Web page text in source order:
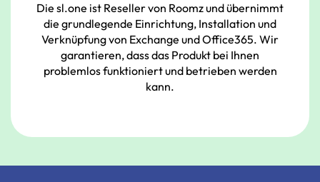
Die sl.one ist Reseller von Roomz undübernimmt
die grundlegende Einrichtung, Installation und
Verknüpfung von Exchange und Office365. Wir
garantieren, dass das Produkt bei Ihnen
problemlos funktioniert und betrieben werden
kann.